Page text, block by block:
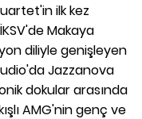
ilk kez
Makaya
diliyle genişleyen
Jazzanova
dokular arasında
AMG'nin genç ve